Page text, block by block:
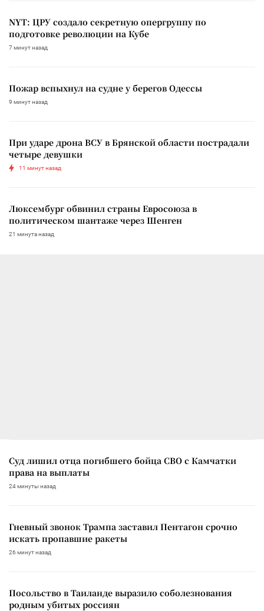
NYT: ЦРУ создало секретную опергруппу по
подготовке революции на Кубе
7 минут назад
Пожар вспыхнул на судне у берегов Одессы
9 минут назад
При ударе дрона ВСУ в Брянской области пострадали
четыре девушки
11 минут назад
Люксембург обвинил страны Евросоюза в
политическом шантаже через Шенген
21 минута назад
Суд лишил отца погибшего бойца СВО с Камчатки
права на выплаты
24 минуты назад
Гневный звонок Трампа заставил Пентагон срочно
искать пропавшие ракеты
26 минут назад
Посольство в Таиланде выразило соболезнования
родным убитых россиян